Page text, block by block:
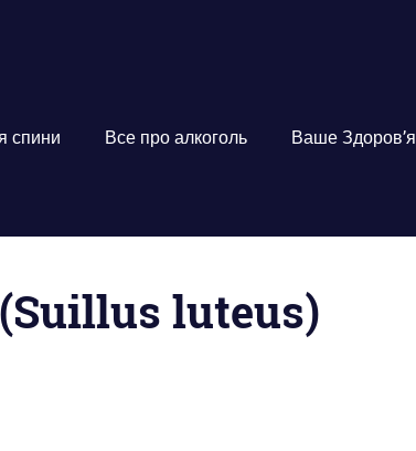
спини Все про алкоголь Ваше Здоров’я
luteus)